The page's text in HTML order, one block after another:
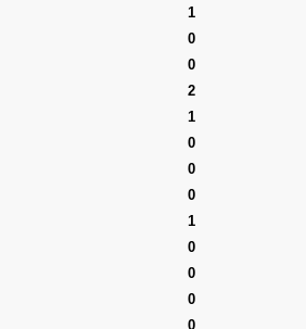
1
0
0
2
1
0
0
0
1
0
0
0
0